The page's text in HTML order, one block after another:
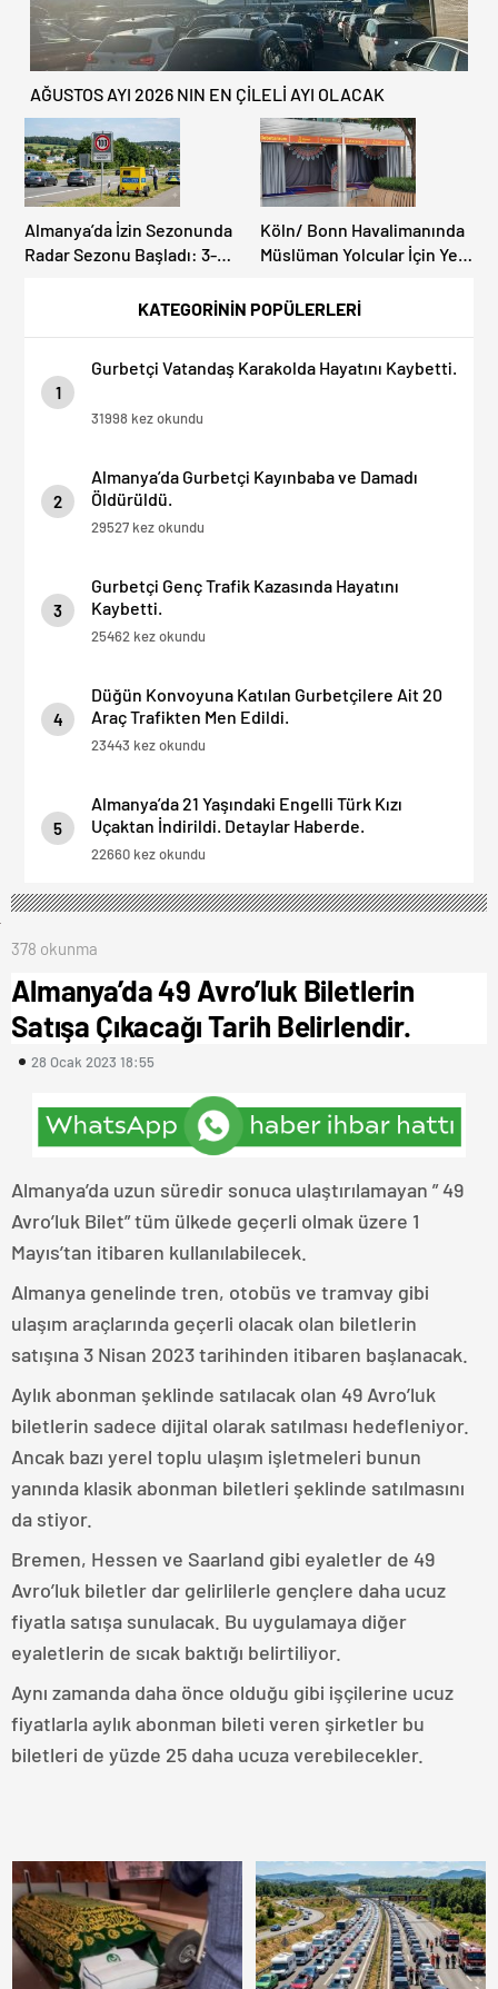
KATEGORİNİN POPÜLERLERİ
1
Gurbetçi Vatandaş Karakolda Hayatını Kaybetti.
31998 kez okundu
2
Almanya’da Gurbetçi Kayınbaba ve Damadı
Öldürüldü.
29527 kez okundu
3
Gurbetçi Genç Trafik Kazasında Hayatını
Kaybetti.
25462 kez okundu
4
Düğün Konvoyuna Katılan Gurbetçilere Ait 20
Araç Trafikten Men Edildi.
23443 kez okundu
5
Almanya’da 21 Yaşındaki Engelli Türk Kızı
Uçaktan İndirildi. Detaylar Haberde.
22660 kez okundu
AĞUSTOS AYI 2026 NIN EN ÇİLELİ AYI OLACAK
Almanya’da İzin Sezonunda
Radar Sezonu Başladı: 3-9
Denetimi Yapılacak!
Köln/ Bonn Havalimanında
Müslüman Yolcular İçin Yeni
378 okunma
Almanya’da 49 Avro’luk Biletlerin
Satışa Çıkacağı Tarih Belirlendir.
28 Ocak 2023 18:55
Almanya’da uzun süredir sonuca ulaştırılamayan ” 49
Avro’luk Bilet” tüm ülkede geçerli olmak üzere 1
Mayıs’tan itibaren kullanılabilecek.
Almanya genelinde tren, otobüs ve tramvay gibi
ulaşım araçlarında geçerli olacak olan biletlerin
satışına 3 Nisan 2023 tarihinden itibaren başlanacak.
Aylık abonman şeklinde satılacak olan 49 Avro’luk
biletlerin sadece dijital olarak satılması hedefleniyor.
Ancak bazı yerel toplu ulaşım işletmeleri bunun
yanında klasik abonman biletleri şeklinde satılmasını
da stiyor.
Bremen, Hessen ve Saarland gibi eyaletler de 49
Avro’luk biletler dar gelirlilerle gençlere daha ucuz
fiyatla satışa sunulacak. Bu uygulamaya diğer
eyaletlerin de sıcak baktığı belirtiliyor.
Aynı zamanda daha önce olduğu gibi işçilerine ucuz
fiyatlarla aylık abonman bileti veren şirketler bu
biletleri de yüzde 25 daha ucuza verebilecekler.